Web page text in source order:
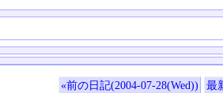
«前の日記(2004-07-28(Wed)) 最